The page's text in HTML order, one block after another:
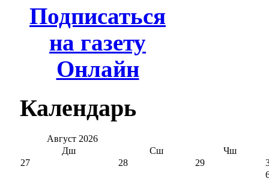
Подписаться
на газету
Онлайн
Календарь
Август 2026
Дш
Сш
Чш
27
28 29